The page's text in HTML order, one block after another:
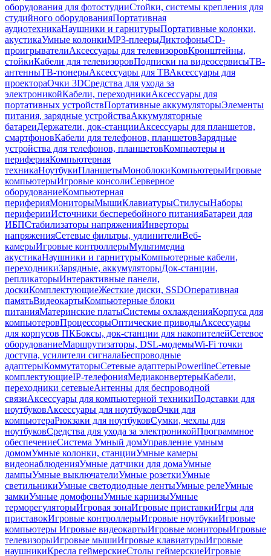
оборудования для фотостудииСтойки, системы крепления для
студийного оборудованияПортативная
аудиотехникаНаушники и гарнитурыПортативные колонки,
акустикаУмные колонкиMP3-плеерыДиктофоныCD-
проигрывателиАксессуары для телевизоровКронштейны,
стойкиКабели для телевизоровПодписки на видеосервисыТВ-
антенныТВ-тюнерыАксессуары для ТВАксессуары для
проектораОчки 3DСредства для ухода за
электроникойКабели, переходникиАксессуары для
портативных устройствПортативные аккумуляторыЭлементы
питания, зарядные устройстваАккумуляторные
батареиДержатели, док-станцииАксессуары для планшетов,
смартфоновКабели для телефонов, планшетовЗарядные
устройства для телефонов, планшетовКомпьютеры и
периферияКомпьютерная
техникаНоутбукиПланшетыМоноблокиКомпьютерыИгровые
компьютерыИгровые консолиСерверное
оборудованиеКомпьютерная
периферияМониторыМышиКлавиатурыСтилусыНаборы
периферииИсточники бесперебойного питанияБатареи для
ИБПСтабилизаторы напряженияИнверторы
напряженияСетевые фильтры, удлинителиВеб-
камерыИгровые контроллерыМультимедиа
акустикаНаушники и гарнитурыКомпьютерные кабели,
переходникиЗарядные, аккумуляторыДок-станции,
репликаторыИнтерактивные панели,
доскиКомплектующиеЖесткие диски, SSDОперативная
памятьВидеокартыКомпьютерные блоки
питанияМатеринские платыСистемы охлажденияКорпуса для
компьютеровПроцессорыОптические приводыАксессуары
для корпусов ПКБоксы, док-станции для накопителейСетевое
оборудованиеМаршрутизаторы, DSL-модемыWi-Fi точки
доступа, усилители сигналаБеспроводные
адаптерыКоммутаторыСетевые адаптерыPowerlineСетевые
комплектующиеIP-телефонияМедиаконвертерыКабели,
переходники сетевыеАнтенны для беспроводной
связиАксессуары для компьютерной техникиПодставки для
ноутбуковАксессуары для ноутбуковОчки для
компьютераРюкзаки для ноутбуковСумки, чехлы для
ноутбуковСредства для ухода за электроникойПрограммное
обеспечениеСистема Умный домУправление умным
домомУмные колонки, станцииУмные камеры
видеонаблюденияУмные датчики для домаУмные
лампыУмные выключателиУмные розеткиУмные
светильникиУмные светодиодные лентыУмные релеУмные
замкиУмные домофоныУмные карнизыУмные
терморегуляторыИгровая зонаИгровые приставкиИгры для
приставокИгровые контроллерыИгровые ноутбукиИгровые
компьютеры Игровые видеокартыИгровые мониторыИгровые
телевизорыИгровые мышиИгровые клавиатурыИгровые
наушникиКресла геймерскиеСтолы геймерскиеИгровые